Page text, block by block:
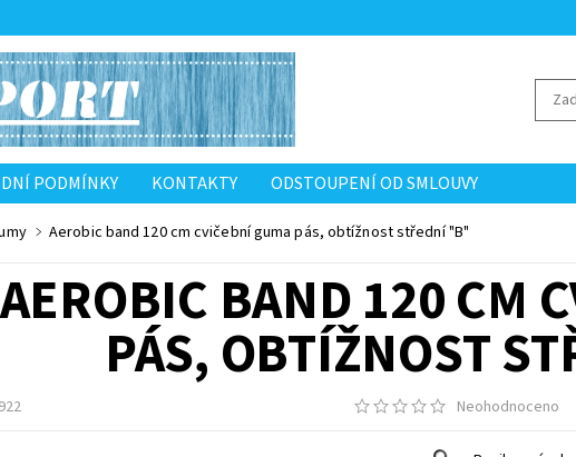
PODMÍNKY KONTAKTY ODSTOUPENÍ OD SMLOUVY
Aerobic band 120 cm cvičební guma pás, obtížnost střední "B"
AEROBIC BAND 120 CM
PÁS, OBTÍŽNOST
Neohodnoceno